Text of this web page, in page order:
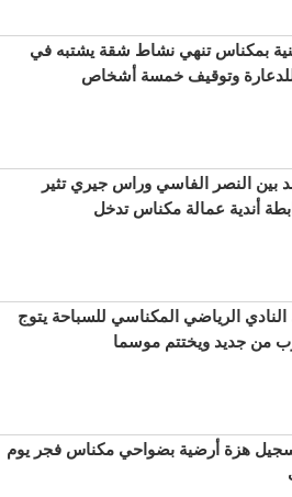
بمكناس تنهي نشاط شقة يشتبه في
للدعارة وتوقيف خمسة أشخاص
بين النصر الفاسي وراس جيري تثير
أندية عمالة مكناس تدخل
الرياضي المكناسي للسباحة يتوج
من جديد ويختتم موسما
هزة أرضية بضواحي مكناس فجر يوم